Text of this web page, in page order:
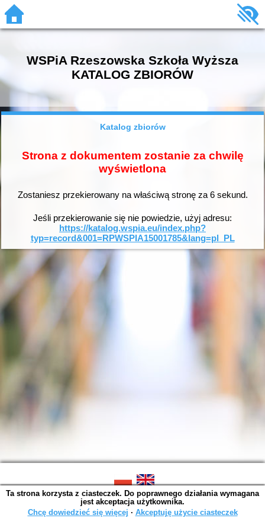
WSPiA Rzeszowska Szkoła Wyższa
KATALOG ZBIORÓW
Katalog zbiorów
Strona z dokumentem zostanie za chwilę
wyświetlona
Zostaniesz przekierowany na właściwą stronę za 6sekund.
Jeśli przekierowanie się nie powiedzie, użyj adresu:
https://katalog.wspia.eu/index.php?
typ=record&001=RPWSPIA15001785&lang=pl_PL
SOWA OPAC v. 6.11.10 (2026-07-24)
Wygenerowano w 0,0036 s.
Ta strona korzysta z ciasteczek. Do poprawnego działania wymagana
jest akceptacja użytkownika.
Chcę dowiedzieć się więcej ∙ Akceptuję użycie ciasteczek